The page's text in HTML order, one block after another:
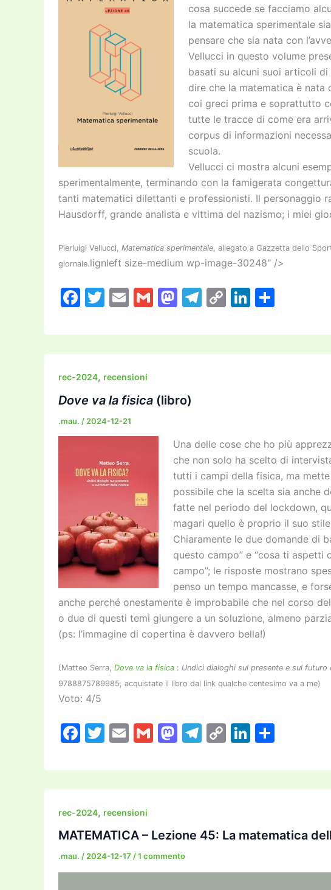
cosa succede se facciamo
la matematica sperimentale
pensare che sia nata con
Vellucci in questo volume
basati su alcuni suoi articoli
dire che la matematica è nata
coi greci prima e soprattutto
tutte le tracce di come era
corpus di informazioni
scuola.
Vellucci ci mostra alcuni
sperimentalmente, terminando con la famigerata
tanti matematici dilettanti e professionisti. Il personaggio
Hausdorff, grande analista e vittima del nazismo; i miei
Pierluigi Vellucci, Matematica sperimentale, allegato a Gazzetta dello
giornale.lignleft size-medium wp-image-30248″ />
F
c
e
b
o
o
k
T
itt
er
E
ai
l
G
ai
l
M
st
o
o
n
T
e
gr
C
p
y
Li
k
e
n
di
rec-2024, recensioni
Dove va la fisica (libro)
.mau. / 2024-12-21
Una delle cose che ho più
che non solo ha scelto di
tutti i campi della fisica, ma
possibile che la scelta sia anche
fatte nel periodo del lockdown,
magari quello è proprio il suo
Chiaramente le due domande di
questo campo” e “cosa ti
campo”; le risposte mostrano
penso un tempo mancasse, e
anche perché onestamente è improbabile che nel corso
o due di questi temi giungere a un soluzione, almeno
(ps: l’immagine di copertina è davvero bella!)
(Matteo Serra, Dove va la fisica : Undici dialoghi sul presente e sul futuro
9788875789985, acquistate il libro dal link qualche centesimo va a me)
Voto: 4/5
F
c
e
b
o
o
k
T
itt
er
E
ai
l
G
ai
l
M
st
o
o
n
T
e
gr
m
C
p
y
n
Li
k
e
n
n
di
di
rec-2024, recensioni
MATEMATICA – Lezione 45: La matematica
.mau. /2024-12-17 /1 commento